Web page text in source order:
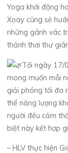
Yoga khởi động
Xoay cũng sẽ
những gánh vác
thảnh thơi thư
Tối ngày 17/
mong muốn mỗi
giải phóng tối đa
thể năng lượng
người đều cảm
biệt này kết hợp
– HLV thực hiện